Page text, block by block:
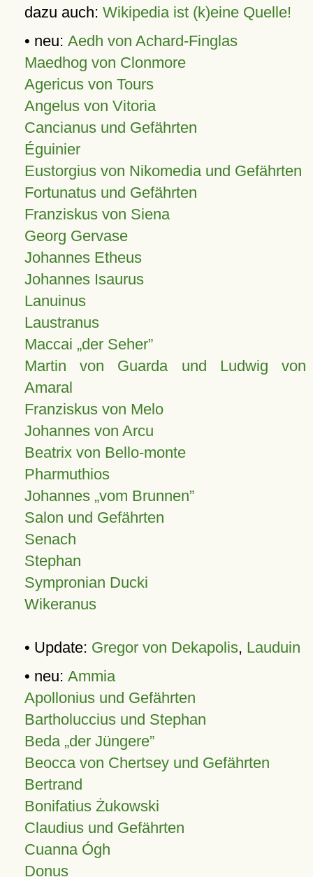
dazu auch: Wikipedia ist (k)eine Quelle!
• neu: Aedh von Achard-Finglas
Maedhog von Clonmore
Agericus von Tours
Angelus von Vitoria
Cancianus und Gefährten
Éguinier
Eustorgius von Nikomedia und Gefährten
Fortunatus und Gefährten
Franziskus von Siena
Georg Gervase
Johannes Etheus
Johannes Isaurus
Lanuinus
Laustranus
Maccai „der Seher”
Martin von Guarda und Ludwig von
Amaral
Franziskus von Melo
Johannes von Arcu
Beatrix von Bello-monte
Pharmuthios
Johannes vom Brunnen
Salon und Gefährten
Senach
Stephan
Sympronian Ducki
Wikeranus
• Update: Gregor von Dekapolis, Lauduin
• neu: Ammia
Apollonius und Gefährten
Bartholuccius und Stephan
Beda „der Jüngere”
Beocca von Chertsey und Gefährten
Bertrand
Bonifatius Żukowski
Claudius und Gefährten
Cuanna Ógh
Donus